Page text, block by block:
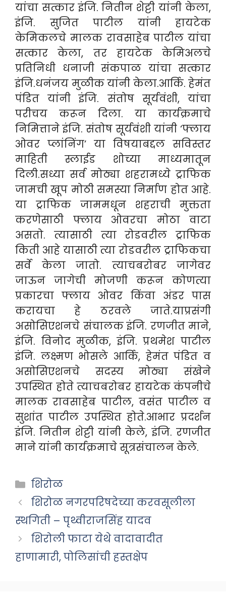
यांचा सत्कार इंजि. नितीन शेट्टी यांनी केला,
इंजि. सुजित पाटील यांनी हायटेक
केमिकलचे मालक रावसाहेब पाटील यांचा
सत्कार केला, तर हायटेक केमिअलचे
प्रतिनिधी धनाजी संकपाळ यांचा सत्कार
इंजि.धनंजय मुळीक यांनी केला.आर्कि. हेमंत
पंडित यांनी इंजि. संतोष सूर्यवंशी, यांचा
परीचय करून दिला. या कार्यक्रमाचे
निमित्ताने इंजि. संतोष सूर्यवंशी यांनी ‘फ्लाय
ओवर प्लांनिंग’ या विषयाबद्दल सविस्तर
माहिती स्लाईड शोच्या माध्यमातून
दिली.सध्या सर्व मोठ्या शहरामध्ये ट्राफिक
जामची खूप मोठी समस्या निर्माण होत आहे.
या ट्राफिक जाममधून शहराची मुक्तता
करणेसाठी फ्लाय ओवरचा मोठा वाटा
असतो. त्यासाठी त्या रोडवरील ट्राफिक
किती आहे यासाठी त्या रोडवरील ट्राफिकचा
सर्वे केला जातो. त्याचबरोबर जागेवर
जाऊन जागेची मोजणी करून कोणत्या
प्रकारचा फ्लाय ओवर किंवा अंडर पास
करायचा हे ठरवले जाते.याप्रसंगी
असोसिएशनचे संचालक इंजि. रणजीत माने,
इंजि. विनोद मुळीक, इंजि. प्रथमेश पाटील
इंजि. लक्ष्मण भोसले आर्कि, हेमंत पंडित व
असोसिएशनचे सदस्य मोठ्या संखेने
उपस्थित होते त्याचबरोबर हायटेक कंपनीचे
मालक रावसाहेब पाटील, वसंत पाटील व
सुशांत पाटील उपस्थित होते.आभार प्रदर्शन
इंजि. नितीन शेट्टी यांनी केले, इंजि. रणजीत
माने यांनी कार्यक्रमाचे सूत्रसंचालन केले.
Categories
शिरोळ
शिरोळ नगरपरिषदेच्या करवसूलीला
स्थगिती – पृथ्वीराजसिंह यादव
शिरोली फाटा येथे वादावादीत
हाणामारी, पोलिसांची हस्तक्षेप